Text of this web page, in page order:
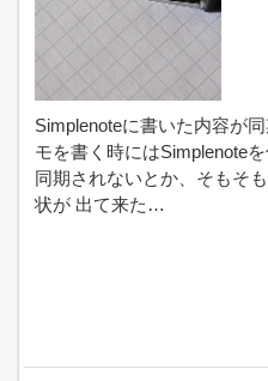
Simplenoteに書いた内容が
モを書く時にはSimplenote
同期されないとか、そもそ
状が 出て来た…